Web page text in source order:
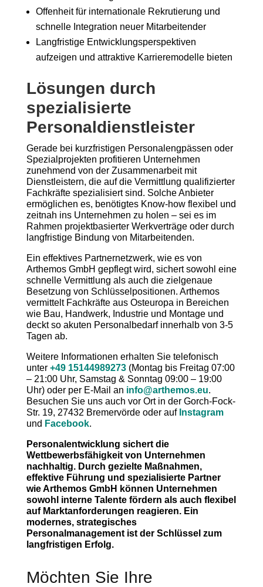
Offenheit für internationale Rekrutierung und
schnelle Integration neuer Mitarbeitender
Langfristige Entwicklungsperspektiven
aufzeigen und attraktive Karrieremodelle bieten
Lösungen durch
spezialisierte
Personaldienstleister
Gerade bei kurzfristigen Personalengpässen oder
Spezialprojekten profitieren Unternehmen
zunehmend von der Zusammenarbeit mit
Dienstleistern, die auf die Vermittlung qualifizierter
Fachkräfte spezialisiert sind. Solche Anbieter
ermöglichen es, benötigtes Know-how flexibel und
zeitnah ins Unternehmen zu holen – sei es im
Rahmen projektbasierter Werkverträge oder durch
langfristige Bindung von Mitarbeitenden.
Ein effektives Partnernetzwerk, wie es von
Arthemos GmbH gepflegt wird, sichert sowohl eine
schnelle Vermittlung als auch die zielgenaue
Besetzung von Schlüsselpositionen. Arthemos
vermittelt Fachkräfte aus Osteuropa in Bereichen
wie Bau, Handwerk, Industrie und Montage und
deckt so akuten Personalbedarf innerhalb von 3-5
Tagen ab.
Weitere Informationen erhalten Sie telefonisch
unter +49 15144989273(Montag bis Freitag 07:00
– 21:00 Uhr, Samstag & Sonntag 09:00 – 19:00
Uhr) oder per E-Mail an info@arthemos.eu.
Besuchen Sie uns auch vor Ort in der Gorch-Fock-
Str. 19, 27432 Bremervörde oder auf Instagram
und Facebook.
Personalentwicklung sichert die
Wettbewerbsfähigkeit von Unternehmen
nachhaltig. Durch gezielte Maßnahmen,
effektive Führung und spezialisierte Partner
wie Arthemos GmbH können Unternehmen
sowohl interne Talente fördern als auch flexibel
auf Marktanforderungen reagieren. Ein
modernes, strategisches
Personalmanagement ist der Schlüssel zum
langfristigen Erfolg.
Möchten Sie Ihre